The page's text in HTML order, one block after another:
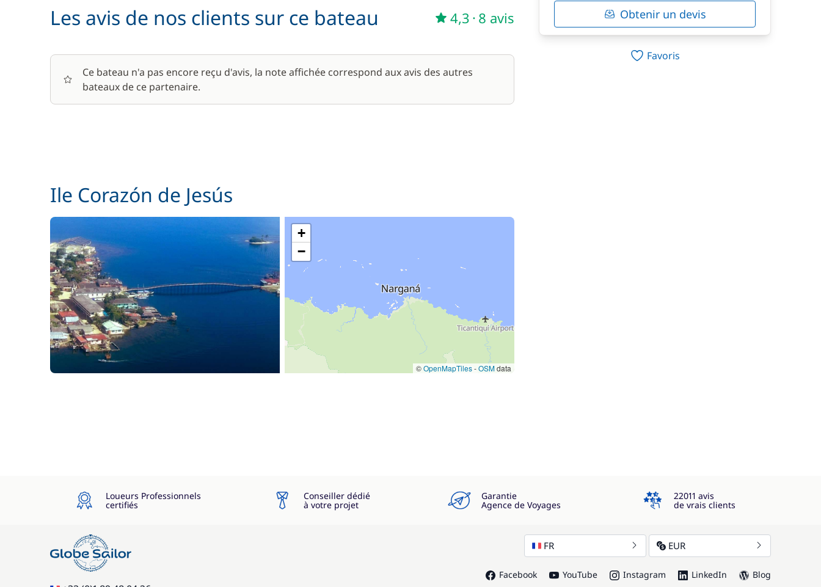
Les avis de nos clients sur ce bateau 4,3 · 8 avis
Ce bateau n'a pas encore reçu d'avis, la note affichée correspond aux avis des autres
bateaux de ce partenaire.
Ile Corazón de Jesús
+
−
©OpenMapTiles-OSMdata
Obtenir un devis
Favoris
Loueurs Professionnels
certifiés
Conseiller dédié
à votre projet
Garantie
Agence de Voyages
4.3
22011 avis
de vrais clients
FR EUR
Facebook YouTube Instagram LinkedIn Blog